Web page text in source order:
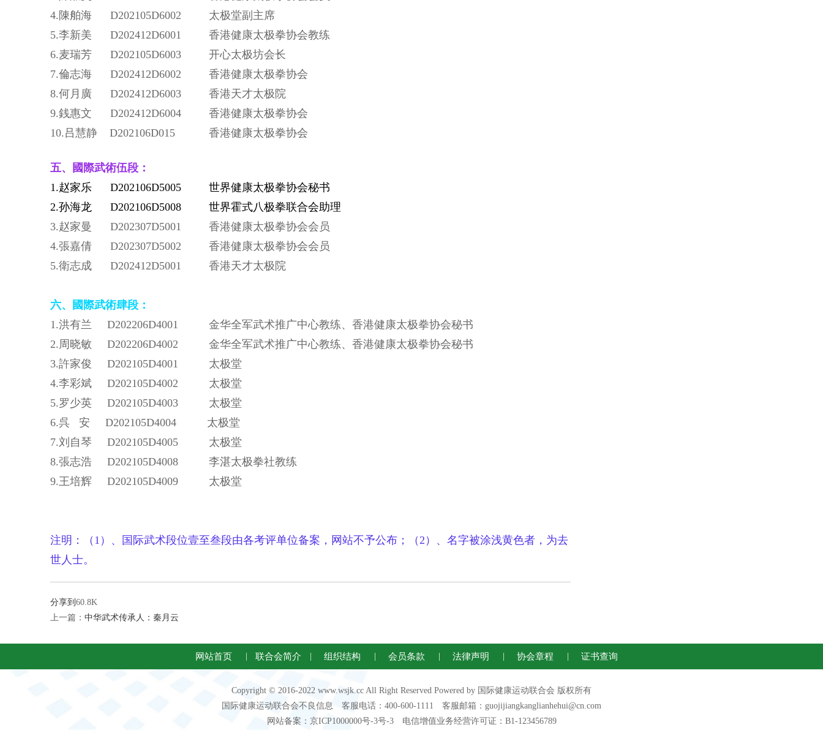
4.陳舶海 D202105D6002 太极堂副主席
5.李新美 D202412D6001 香港健康太极拳协会教练
6.麦瑞芳 D202105D6003 开心太极坊会长
7.倫志海 D202412D6002 香港健康太极拳协会
8.何月廣 D202412D6003 香港天才太极院
9.銭惠文 D202412D6004 香港健康太极拳协会
10.吕慧静 D202106D015 香港健康太极拳协会
五、 國際武術伍段 ：
1.赵家乐 D202106D5005 世界健康太极拳协会秘书
2.孙海龙 D202106D5008 世界霍式八极拳联合会助理
3.赵家曼 D202307D5001 香港健康太极拳协会会员
4.張嘉倩 D202307D5002 香港健康太极拳协会会员
5.衛志成 D202412D5001 香港天才太极院
六、 國際武術肆段：
1.洪有兰 D202206D4001 金华全军武术推广中心教练、香港健康太极拳协会秘书
2.周晓敏 D202206D4002 金华全军武术推广中心教练、香港健康太极拳协会秘书
3.許家俊 D202105D4001 太极堂
4.李彩斌 D202105D4002 太极堂
5.罗少英 D202105D4003 太极堂
6.呉 安 D202105D4004 太极堂
7.刘自琴 D202105D4005 太极堂
8.張志浩 D202105D4008 李湛太极拳社教练
9.王培辉 D202105D4009 太极堂
注明：（1）、国际武术段位壹至叁段由各考评单位备案，网站不予公布；（2）、名字被涂浅黄色者，为去
世人士。
分享到 60.8K
上一篇： 中华武术传承人：秦月云
网站首页 联合会简介 组织结构 会员条款 法律声明 协会章程 证书查询
Copyright © 2016-2022 www.wsjk.cc All Right Reserved Powered by 国际健康运动联合会 版权所有
国际健康运动联合会不良信息 客服电话：400-600-1111 客服邮箱：guojijiangkanglianhehui@cn.com
网站备案：京ICP1000000号-3号-3 电信增值业务经营许可证：B1-123456789